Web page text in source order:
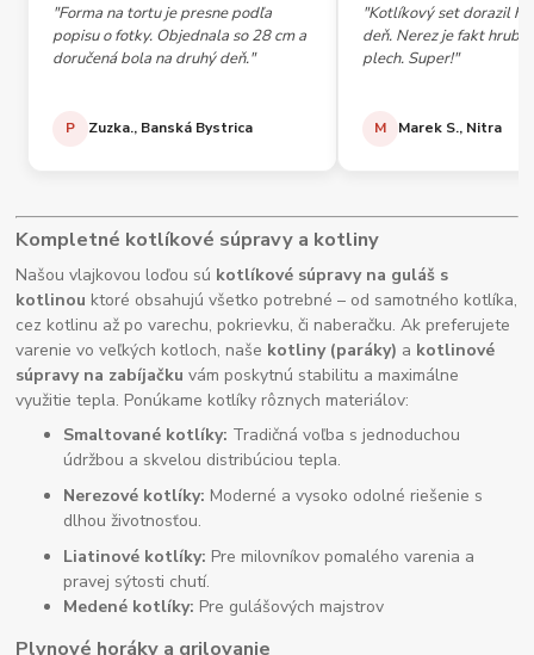
"Forma na tortu je presne podľa
popisu o fotky. Objednala so 28 cm a
doručená bola na druhý deň."
P Zuzka., Banská Bystrica
"Kotlíkový set dorazil
deň. Nerez je fakt
plech. Super!"
M Marek S., Nitra
Kompletné kotlíkové súpravy a kotliny
Našou vlajkovou loďou sú kotlíkové súpravy na guláš s
kotlinou ktoré obsahujú všetko potrebné – od samotného kotlíka,
cez kotlinu až po varechu, pokrievku, či naberačku. Ak preferujete
varenie vo veľkých kotloch, naše kotliny (paráky) a kotlinové
súpravy na zabíjačku vám poskytnú stabilitu a maximálne
využitie tepla. Ponúkame kotlíky rôznych materiálov:
Smaltované kotlíky: Tradičná voľba s jednoduchou
údržbou a skvelou distribúciou tepla.
Nerezové kotlíky: Moderné a vysoko odolné riešenie s
dlhou životnosťou.
Liatinové kotlíky: Pre milovníkov pomalého varenia a
pravej sýtosti chutí.
Medené kotlíky: Pre gulášových majstrov
Plynové horáky a grilovanie